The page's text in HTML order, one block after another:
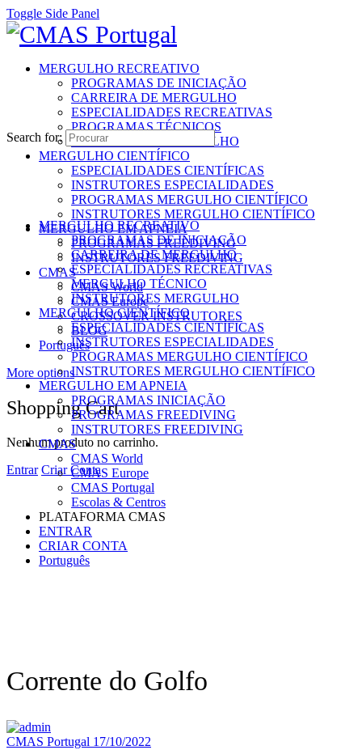
Toggle Side Panel
MERGULHO RECREATIVO
PROGRAMAS DE INICIAÇÃO
CARREIRA DE MERGULHO
ESPECIALIDADES RECREATIVAS
PROGRAMAS TÉCNICOS
INSTRUTORES MERGULHO
MERGULHO CIENTÍFICO
ESPECIALIDADES CIENTÍFICAS
INSTRUTORES ESPECIALIDADES
PROGRAMAS MERGULHO CIENTÍFICO
INSTRUTORES MERGULHO CIENTÍFICO
MERGULHO EM APNEIA
PROGRAMAS FREEDIVING
INSTRUTORES FREEDIVING
CMAS
CMAS World
CMAS Europe
CROSSOVER INSTRUTORES
BLOG
Português
More options
Shopping Cart
Nenhum produto no carrinho.
Entrar Criar Conta
Search for:
MERGULHO RECREATIVO
PROGRAMAS DE INICIAÇÃO
CARREIRA DE MERGULHO
ESPECIALIDADES RECREATIVAS
MERGULHO TÉCNICO
INSTRUTORES MERGULHO
MERGULHO CIENTÍFICO
ESPECIALIDADES CIENTÍFICAS
INSTRUTORES ESPECIALIDADES
PROGRAMAS MERGULHO CIENTÍFICO
INSTRUTORES MERGULHO CIENTÍFICO
MERGULHO EM APNEIA
PROGRAMAS INICIAÇÃO
PROGRAMAS FREEDIVING
INSTRUTORES FREEDIVING
CMAS
CMAS World
CMAS Europe
CMAS Portugal
Escolas & Centros
PLATAFORMA CMAS
ENTRAR
CRIAR CONTA
Português
Corrente do Golfo
CMAS Portugal 17/10/2022